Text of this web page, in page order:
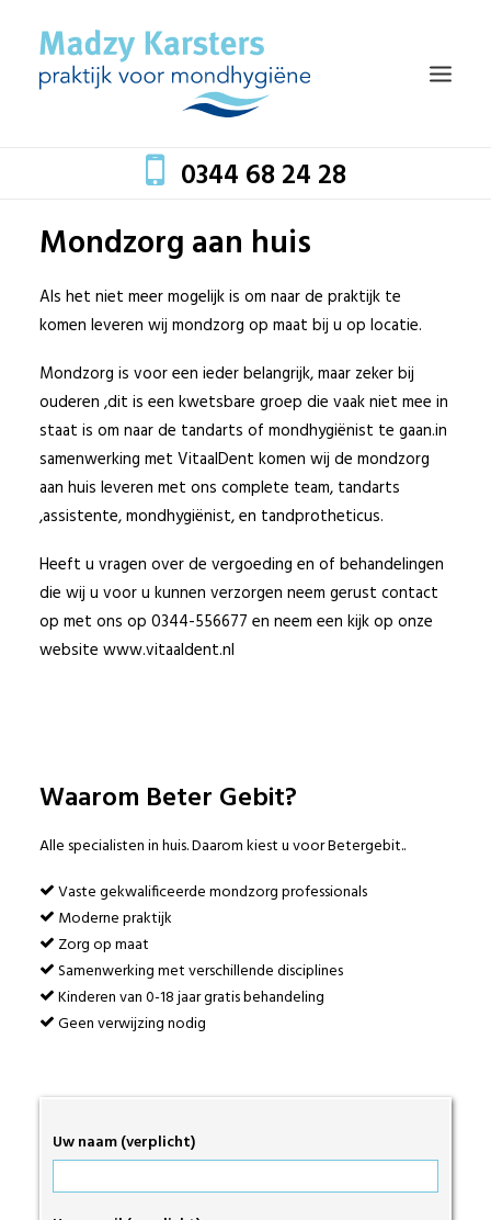
0344 68 24 28
HOME
TEAM
BEHANDELINGEN
MONDZORG EN GEZONDHEID
TARIEVEN
CONTACT
© 2017 Beter Gebit
Sitemap|Disclaimer
Mondzorg aan huis
Als het niet meer mogelijk is om naar de praktijk te
komen leveren wij mondzorg op maat bij u op locatie.
Mondzorg is voor een ieder belangrijk, maar zeker bij
ouderen ,dit is een kwetsbare groep die vaak niet mee in
staat is om naar de tandarts of mondhygiënist te gaan.in
samenwerking met VitaalDent komen wij de mondzorg
aan huis leveren met ons complete team, tandarts
,assistente, mondhygiënist, en tandprotheticus.
Heeft u vragen over de vergoeding en of behandelingen
die wij u voor u kunnen verzorgen neem gerust contact
op met ons op 0344-556677 en neem een kijk op onze
website www.vitaaldent.nl
Waarom Beter Gebit?
Alle specialisten in huis. Daarom kiest u voor Betergebit..
Vaste gekwalificeerde mondzorg professionals
Moderne praktijk
Zorg op maat
Samenwerking met verschillende disciplines
Kinderen van 0-18 jaar gratis behandeling
Geen verwijzing nodig
Uw naam (verplicht)